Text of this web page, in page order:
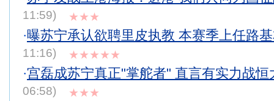
11:59)
★★★
·曝苏宁承认欲聘里皮执教 本赛季上任路
11:16)
★★★★★
·宫磊成苏宁真正"掌舵者" 直言有实力战恒
06:58)
★★★